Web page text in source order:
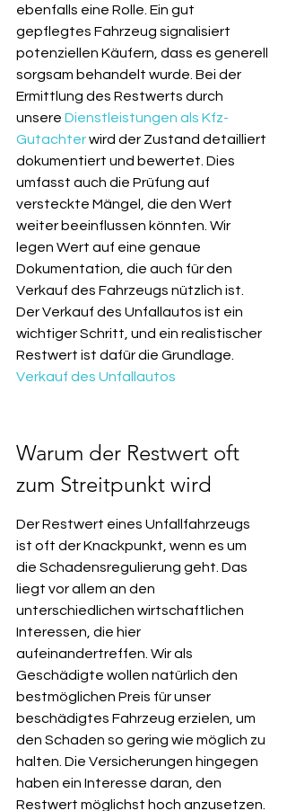
ebenfalls eine Rolle. Ein gut
gepflegtes Fahrzeug signalisiert
potenziellen Käufern, dass es generell
sorgsam behandelt wurde. Bei der
Ermittlung des Restwerts durch
unsere Dienstleistungen als Kfz-
Gutachter wird der Zustand detailliert
dokumentiert und bewertet. Dies
umfasst auch die Prüfung auf
versteckte Mängel, die den Wert
weiter beeinflussen könnten. Wir
legen Wert auf eine genaue
Dokumentation, die auch für den
Verkauf des Fahrzeugs nützlich ist.
Der Verkauf des Unfallautos ist ein
wichtiger Schritt, und ein realistischer
Restwert ist dafür die Grundlage.
Verkauf des Unfallautos
Warum der Restwert oft
zum Streitpunkt wird
Der Restwert eines Unfallfahrzeugs
ist oft der Knackpunkt, wenn es um
die Schadensregulierung geht. Das
liegt vor allem an den
unterschiedlichen wirtschaftlichen
Interessen, die hier
aufeinandertreffen. Wir als
Geschädigte wollen natürlich den
bestmöglichen Preis für unser
beschädigtes Fahrzeug erzielen, um
den Schaden so gering wie möglich zu
halten. Die Versicherungen hingegen
haben ein Interesse daran, den
Restwert möglichst hoch anzusetzen.